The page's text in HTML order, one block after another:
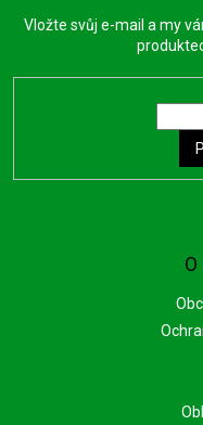
Vložte svůj e-mail a my